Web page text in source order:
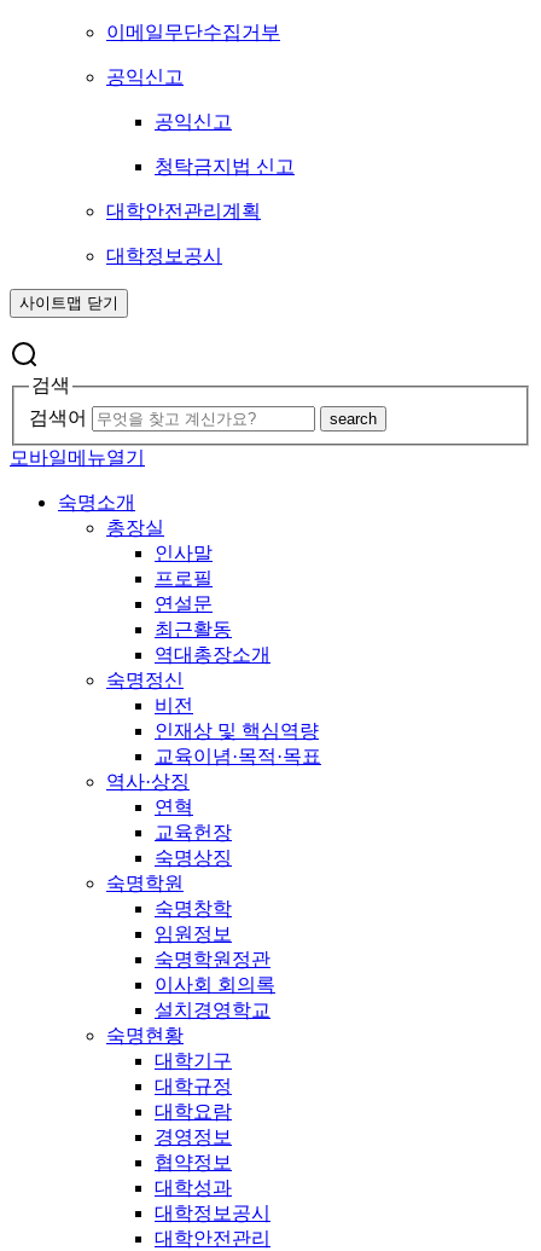
이메일무단수집거부
공익신고
공익신고
청탁금지법 신고
대학안전관리계획
대학정보공시
사이트맵 닫기
검색
검색어
search
모바일메뉴열기
숙명소개
총장실
인사말
프로필
연설문
최근활동
역대총장소개
숙명정신
비전
인재상 및 핵심역량
교육이념·목적·목표
역사·상징
연혁
교육헌장
숙명상징
숙명학원
숙명창학
임원정보
숙명학원정관
이사회 회의록
설치경영학교
숙명현황
대학기구
대학규정
대학요람
경영정보
협약정보
대학성과
대학정보공시
대학안전관리